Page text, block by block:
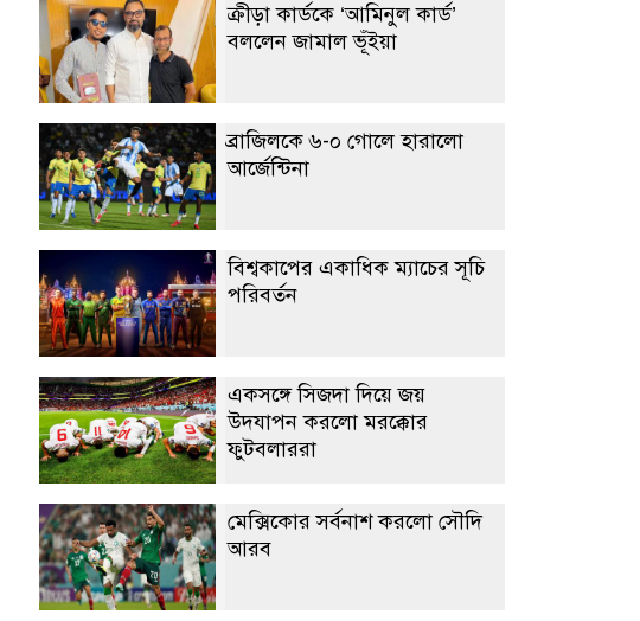
ক্রীড়া কার্ডকে ‘আমিনুল কার্ড’
বললেন জামাল ভূঁইয়া
ব্রাজিলকে ৬-০ গোলে হারালো
আর্জেন্টিনা
বিশ্বকাপের একাধিক ম্যাচের সূচি
পরিবর্তন
একসঙ্গে সিজদা দিয়ে জয়
উদযাপন করলো মরক্কোর
ফুটবলাররা
মেক্সিকোর সর্বনাশ করলো সৌদি
আরব